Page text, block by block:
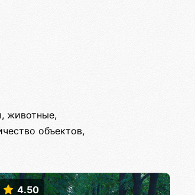
животные,
объектов,
4.50